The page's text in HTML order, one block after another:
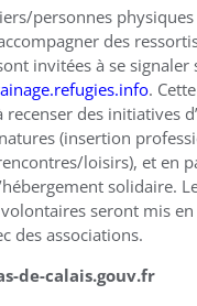
personnes
des
invitées à se signaler
.
recenser des initiatives
(insertion
loisirs), et en
solidaire.
seront mis
des associations.
de-calais.gouv.fr